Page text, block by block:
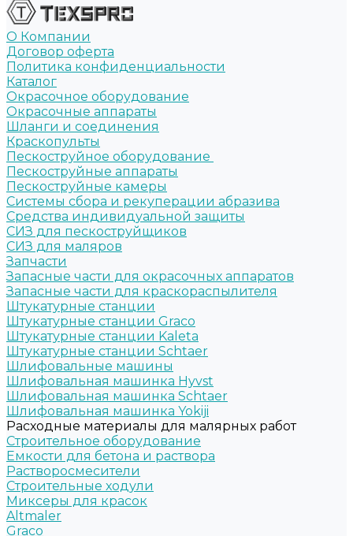
О Компании
Договор оферта
Политика конфиденциальности
Каталог
Окрасочное оборудование
Окрасочные аппараты
Шланги и соединения
Краскопульты
Пескоструйное оборудование
Пескоструйные аппараты
Пескоструйные камеры
Системы сбора и рекуперации абразива
Средства индивидуальной защиты
СИЗ для пескоструйщиков
СИЗ для маляров
Запчасти
Запасные части для окрасочных аппаратов
Запасные части для краскораспылителя
Штукатурные станции
Штукатурные станции Graco
Штукатурные станции Kaleta
Штукатурные станции Schtaer
Шлифовальные машины
Шлифовальная машинка Hyvst
Шлифовальная машинка Schtaer
Шлифовальная машинка Yokiji
Расходные материалы для малярных работ
Строительное оборудование
Емкости для бетона и раствора
Растворосмесители
Строительные ходули
Миксеры для красок
Altmaler
Graco